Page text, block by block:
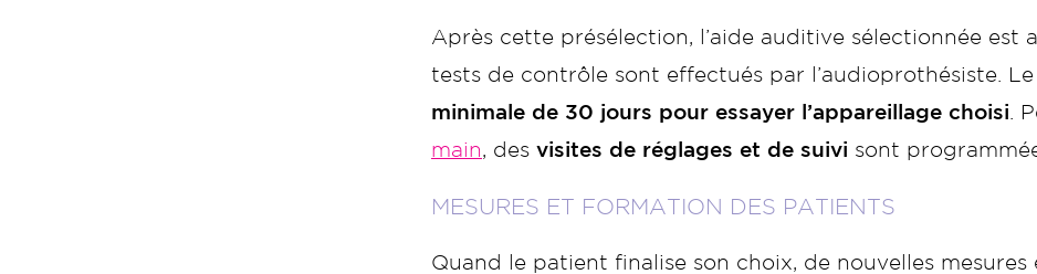
Après cette présélection, l’aide auditive sélectionnée est
tests de contrôle sont effectués par l’audioprothésiste.
minimale de 30 jours pour essayer l’appareillage choisi .
main, des visites de réglages et de suivi sont
MESURES ET FORMATION DES PATIENTS
Quand le patient finalise son choix, de nouvelles